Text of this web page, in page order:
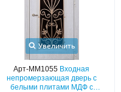
Увеличить
Арт-ММ1055 Входная
непромерзающая дверь с
белыми плитами МДФ с